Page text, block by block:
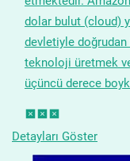
dolar bulut (cloud)
devletiyle
teknoloji üretmek
üçüncü derece
Detayları Göster